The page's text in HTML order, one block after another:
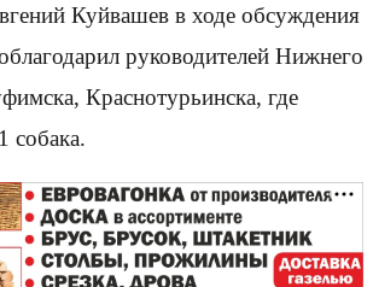
Куйвашев в ходе обсуждения
руководителей Нижнего
Краснотурьинска, где
собака.